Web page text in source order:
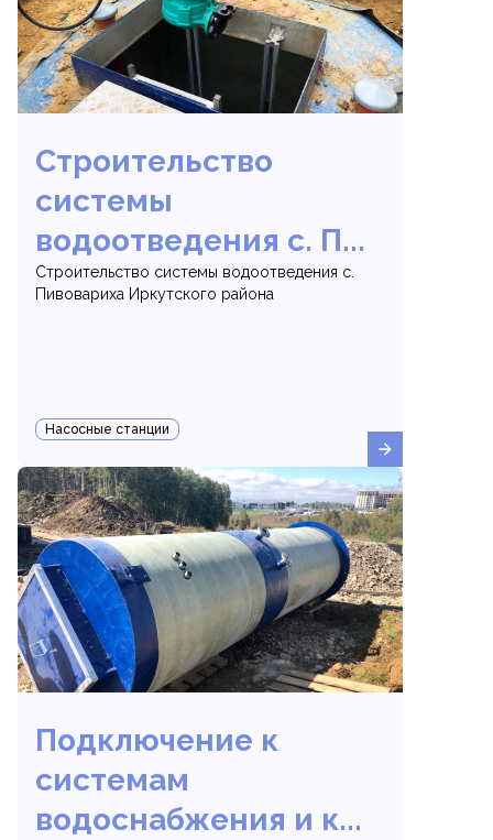
Строительство
системы
водоотведения с. П...
Строительство системы водоотведения с.
Пивовариха Иркутского района
Насосные станции
Подключение к
системам
водоснабжения и к...